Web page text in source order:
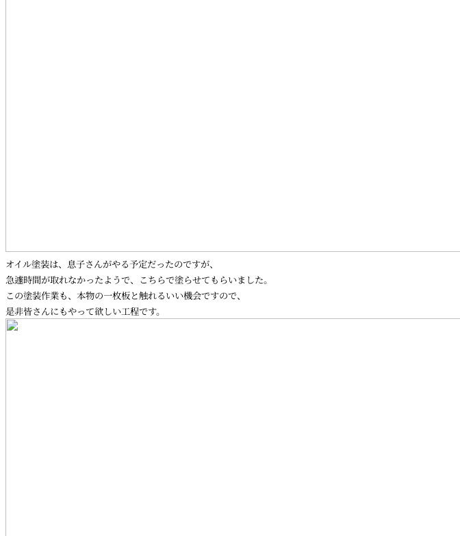
オイル塗装は、息子さんがやる予定だったのですが、
急遽時間が取れなかったようで、こちらで塗らせてもらいました。
この塗装作業も、本物の一枚板と触れるいい機会ですので、
是非皆さんにもやって欲しい工程です。